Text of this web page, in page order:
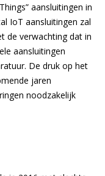
aansluitingen in
IoT aansluitingen zal
de verwachting dat in
aansluitingen
De druk op het
jaren
noodzakelijk